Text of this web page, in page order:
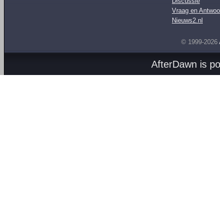
Vraag en
Nieuws2.nl
© 1999-2026
AfterDawn is